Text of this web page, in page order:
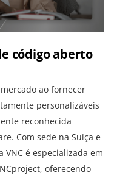
código aberto
ao fornecer
personalizáveis
reconhecida
Com sede na Suíça e
VNC é especializada em
oferecendo